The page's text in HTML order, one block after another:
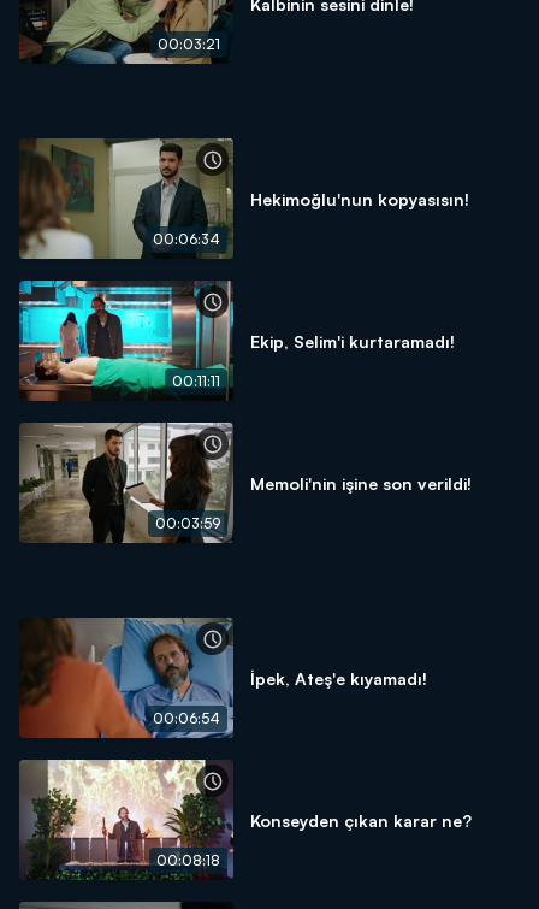
00:03:21
00:06:34
Hekimoğlu'nun kopyasısın!
00:11:11
Ekip, Selim'i kurtaramadı!
00:03:59
Memoli'nin işine son verildi!
00:06:54
İpek, Ateş'e kıyamadı!
00:08:18
Konseyden çıkan karar ne?